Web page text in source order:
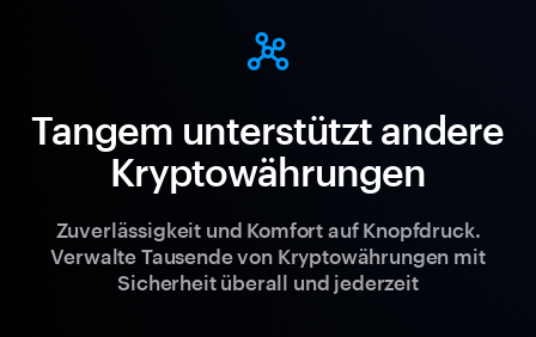
Tangem unterstützt andere
Kryptowährungen
Zuverlässigkeit und Komfort auf Knopfdruck.
Verwalte Tausende von Kryptowährungen mit
Sicherheit überall und jederzeit